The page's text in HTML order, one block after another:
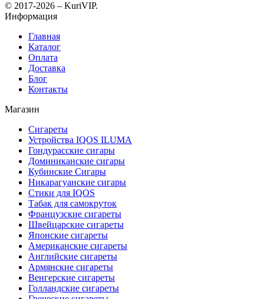
© 2017-2026 – KuriVIP.
Информация
Главная
Каталог
Оплата
Доставка
Блог
Контакты
Магазин
Сигареты
Устройства IQOS ILUMA
Гондурасские сигары
Доминиканские сигары
Кубинские Сигары
Никарагуанские сигары
Стики для IQOS
Табак для самокруток
Французские сигареты
Швейцарские сигареты
Японские сигареты
Американские сигареты
Английские сигареты
Армянские сигареты
Венгерские сигареты
Голландские сигареты